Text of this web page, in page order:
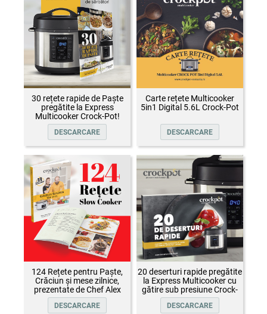
30 rețete rapide de Paște
pregătite la Express
Multicooker Crock-Pot!
DESCARCARE
Carte rețete Multicooker
5in1 Digital 5.6L Crock-Pot
DESCARCARE
124 Rețete pentru Paște,
Crăciun și mese zilnice,
prezentate de Chef Alex
Cîrțu și invitații săi
DESCARCARE
20 deserturi rapide pregătite
la Express Multicooker cu
gătire sub presiune Crock-
Pot
DESCARCARE